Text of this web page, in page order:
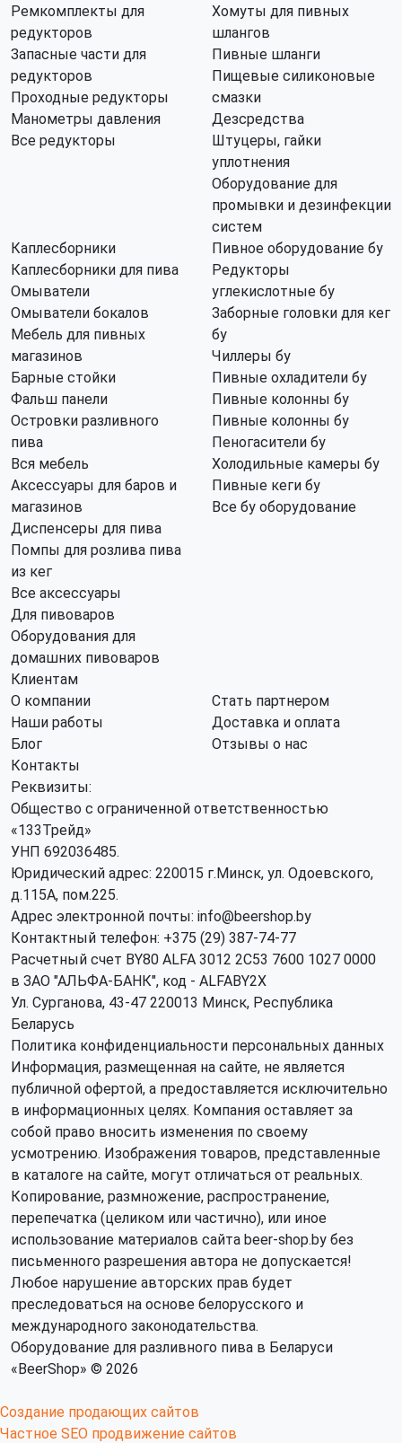
Ремкомплекты для
редукторов
Запасные части для
редукторов
Проходные редукторы
Манометры давления
Все редукторы
Хомуты для пивных
шлангов
Пивные шланги
Пищевые силиконовые
смазки
Дезсредства
Штуцеры, гайки
уплотнения
Оборудование для
промывки и дезинфекции
систем
Каплесборники
Каплесборники для пива
Омыватели
Омыватели бокалов
Мебель для пивных
магазинов
Барные стойки
Фальш панели
Островки разливного
пива
Вся мебель
Аксессуары для баров и
магазинов
Диспенсеры для пива
Помпы для розлива пива
из кег
Все аксессуары
Для пивоваров
Оборудования для
домашних пивоваров
Пивное оборудование бу
Редукторы
углекислотные бу
Заборные головки для кег
бу
Чиллеры бу
Пивные охладители бу
Пивные колонны бу
Пивные колонны бу
Пеногасители бу
Холодильные камеры бу
Пивные кеги бу
Все бу оборудование
Клиентам
О компании
Стать партнером
Наши работы
Доставка и оплата
Блог
Отзывы о нас
Контакты
Реквизиты:
Общество с ограниченной ответственностью
«133Трейд»
УНП 692036485​.
Юридический адрес: 220015 г.Минск, ул. Одоевского,
д.115А, пом.225.
Адрес электронной почты: info@beershop.by
Контактный телефон: +375 (29) 387-74-77
Расчетный счет BY80 ALFA 3012 2C53 7600 1027 0000
в ЗАО "АЛЬФА-БАНК", код - ALFABY2X
Ул. Сурганова, 43-47 220013 Минск, Республика
Беларусь
Политика конфиденциальности персональных данных
Информация, размещенная на сайте, не является
публичной офертой, а предоставляется исключительно
в информационных целях. Компания оставляет за
собой право вносить изменения по своему
усмотрению. Изображения товаров, представленные
в каталоге на сайте, могут отличаться от реальных.
Копирование, размножение, распространение,
перепечатка (целиком или частично), или иное
использование материалов сайта beer-shop.by без
письменного разрешения автора не допускается!
Любое нарушение авторских прав будет
преследоваться на основе белорусского и
международного законодательства.
Оборудование для разливного пива в Беларуси
«BeerShop» © 2026
Создание продающих сайтов
Частное SEO продвижение сайтов